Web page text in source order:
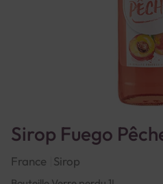
Sirop Fuego
France Sirop